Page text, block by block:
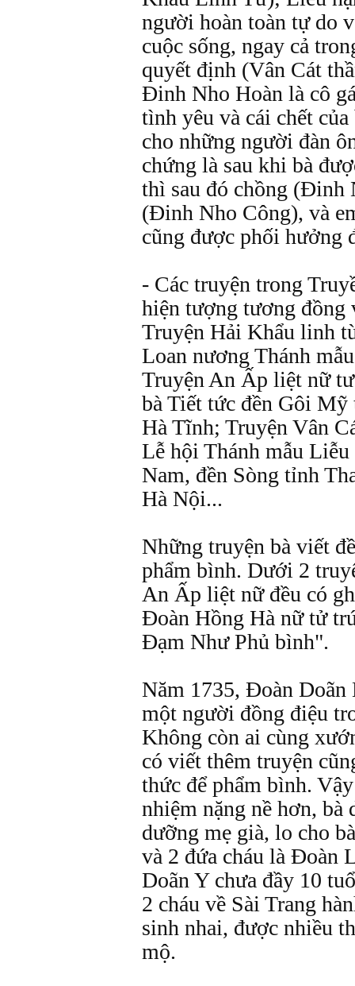
người hoàn toàn tự do
cuộc sống, ngay cả
quyết định (Vân Cát
Đinh Nho Hoàn là cô
tình yêu và cái chết
cho những người đàn
chứng là sau khi bà
thì sau đó chồng (Đinh
(Đinh Nho Công), và
cũng được phối hưởng
- Các truyện trong
hiện tượng tương đồng
Truyện Hải Khẩu linh
Loan nương Thánh
Truyện An Ấp liệt nữ
bà Tiết tức đền Gôi
Hà Tĩnh; Truyện Vân
Lễ hội Thánh mẫu
Nam, đền Sòng tỉnh
Hà Nội...
Những truyện bà viết
phẩm bình. Dưới 2
An Ấp liệt nữ đều có
Đoàn Hồng Hà nữ tử
Đạm Như Phủ bình".
Năm 1735, Đoàn Doãn
một người đồng điệu
Không còn ai cùng
có viết thêm truyện
thức để phẩm bình.
nhiệm nặng nề hơn, bà
dưỡng mẹ già, lo cho
và 2 đứa cháu là Đoàn
Doãn Y chưa đầy 10
2 cháu về Sài Trang
sinh nhai, được nhiều
mộ.